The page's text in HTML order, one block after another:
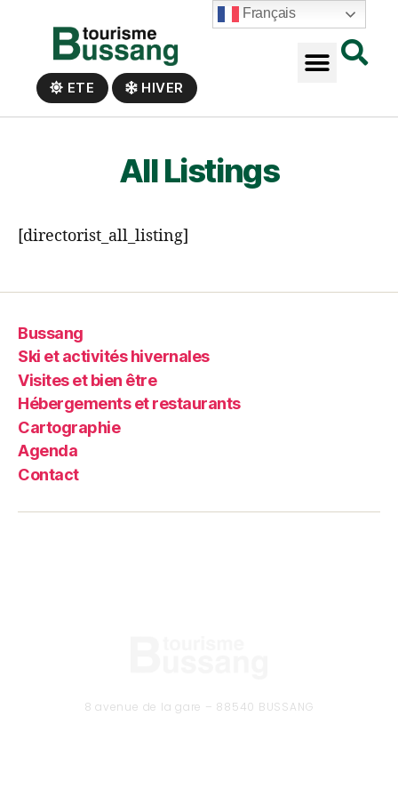
ETE HIVER
All Listings
[directorist_all_listing]
Bussang
Ski et activités hivernales
Visites et bien être
Hébergements et restaurants
Cartographie
Agenda
Contact
8 avenue de la gare – 88540 BUSSANG
Français
Panneau de gestion des cookies